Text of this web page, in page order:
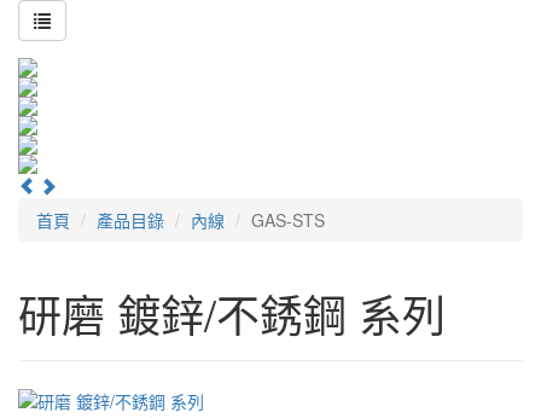
首頁 產品目錄 內線 GAS-STS
研磨 鍍鋅/不銹鋼 系列